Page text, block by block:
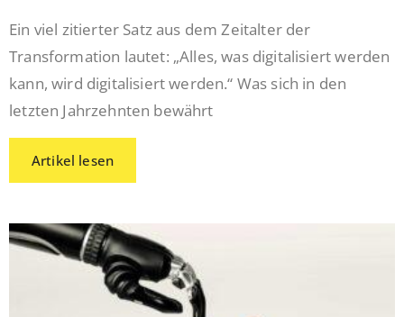
Ein viel zitierter Satz aus dem Zeitalter der
Transformation lautet: „Alles, was digitalisiert werden
kann, wird digitalisiert werden.“ Was sich in den
letzten Jahrzehnten bewährt
Artikel lesen